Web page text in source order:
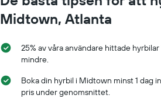
Midtown, Atlanta
25% av våra användare hittade
mindre.
Boka din hyrbil i Midtown minst 1 dag
pris under genomsnittet.